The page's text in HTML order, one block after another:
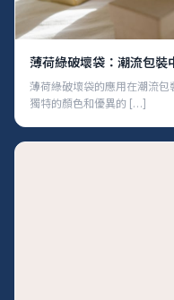
薄荷綠破壞袋：潮流包裝
薄荷綠破壞袋的應用在潮流
獨特的顏色和優異的 […]